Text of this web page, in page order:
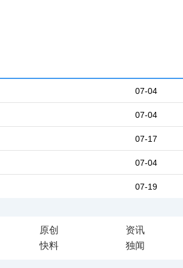
07-04
07-04
07-17
07-04
07-19
原创
资讯
快料 独闻